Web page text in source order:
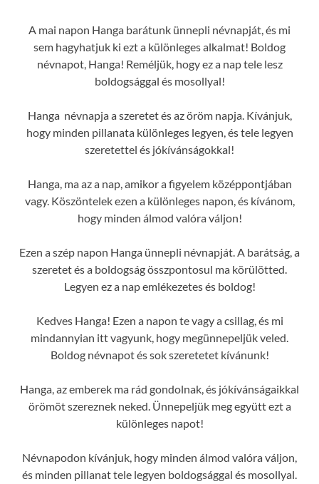
A mai napon Hanga barátunk ünnepli névnapját, és mi
sem hagyhatjuk ki ezt a különleges alkalmat! Boldog
névnapot, Hanga! Reméljük, hogy ez a nap tele lesz
boldogsággal és mosollyal!
Hanga névnapja a szeretet és az öröm napja. Kívánjuk,
hogy minden pillanata különleges legyen, és tele legyen
szeretettel és jókívánságokkal!
Hanga, ma az a nap, amikor a figyelem középpontjában
vagy. Köszöntelek ezen a különleges napon, és kívánom,
hogy minden álmod valóra váljon!
Ezen a szép napon Hanga ünnepli névnapját. A barátság, a
szeretet és a boldogság összpontosul ma körülötted.
Legyen ez a nap emlékezetes és boldog!
Kedves Hanga! Ezen a napon te vagy a csillag, és mi
mindannyian itt vagyunk, hogy megünnepeljük veled.
Boldog névnapot és sok szeretetet kívánunk!
Hanga, az emberek ma rád gondolnak, és jókívánságaikkal
örömöt szereznek neked. Ünnepeljük meg együtt ezt a
különleges napot!
Névnapodon kívánjuk, hogy minden álmod valóra váljon,
és minden pillanat tele legyen boldogsággal és mosollyal.